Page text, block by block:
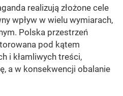
realizują złożone cele
wpływ w wielu wymiarach,
Polska przestrzeń
pod kątem
i kłamliwych treści,
a w konsekwencji obalanie